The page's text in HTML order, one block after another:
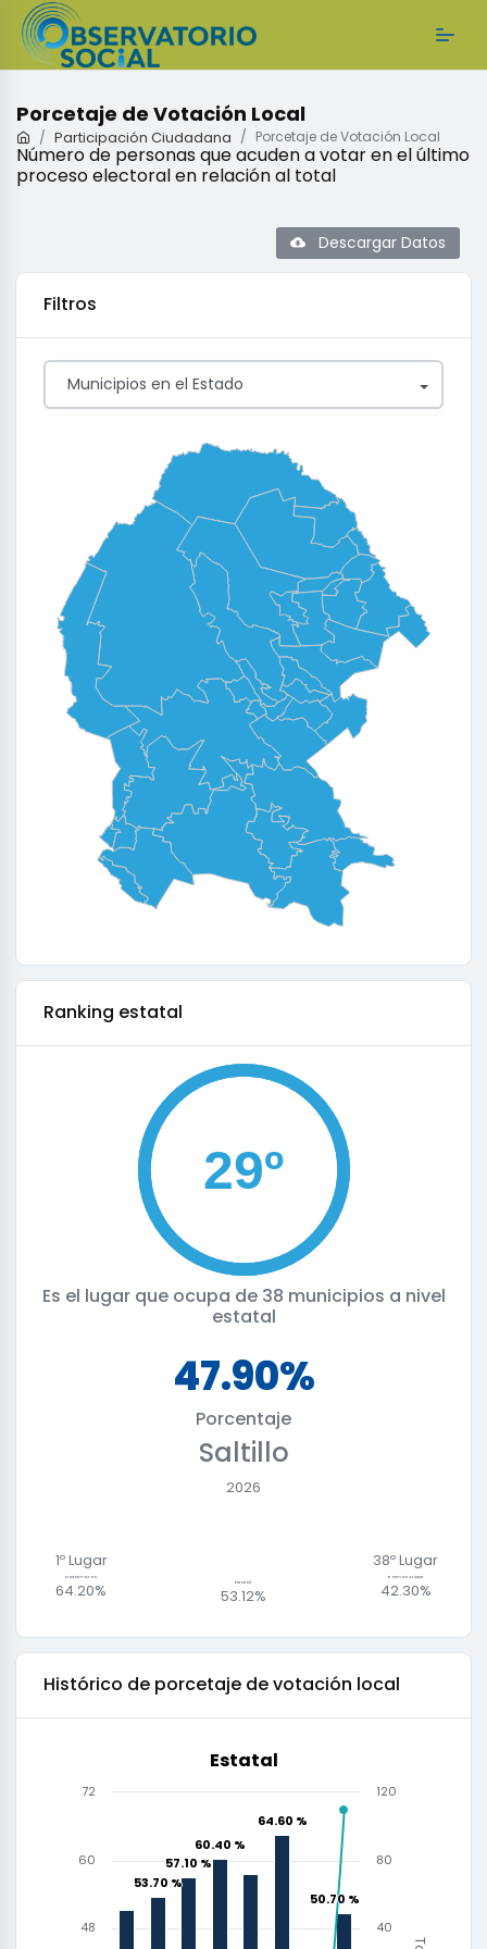
Porcetaje de Votación Local
Participación Ciudadana Porcetaje de Votación Local
Número de personas que acuden a votar en el último
proceso electoral en relación al total
Descargar Datos
Filtros
Municipios en el Estado
ranking estatal
Es el lugar que ocupa de 38 municipios a nivel
estatal
47.90%
Porcentaje
Saltillo
2026
1º Lugar
Matamoros
64.20% Estatal
53.12%
38º Lugar
Ramos Arizpe
42.30%
Histórico de porcetaje de votación local
Estatal
51.30 %
53.70 %
53.70 %
57.10 %
57.10 %
60.40 %
60.40 %
57.60 %
64.60 %
64.60 %
50.70 %
50.70 %
109.50 %
48
60
72
40
80
120